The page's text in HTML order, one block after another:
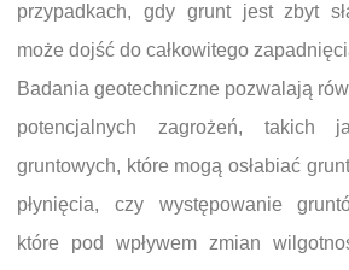
przypadkach, gdy grunt jest zbyt
może dojść do całkowitego
Badania geotechniczne pozwalają
potencjalnych zagrożeń, takich
gruntowych, które mogą osłabiać
płynięcia, czy występowanie
które pod wpływem zmian